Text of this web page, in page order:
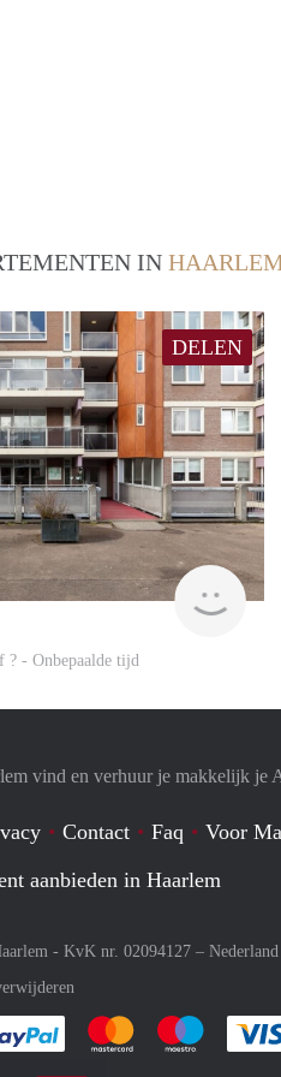
IN
DELEN
? - Onbepaalde tijd
vind en verhuur je makkelijk je
Contact Faq Voor
aanbieden in Haarlem
- KvK nr. 02094127 – Nederland
Je rekent gemakkelijk af met
Je rekent Je rekent